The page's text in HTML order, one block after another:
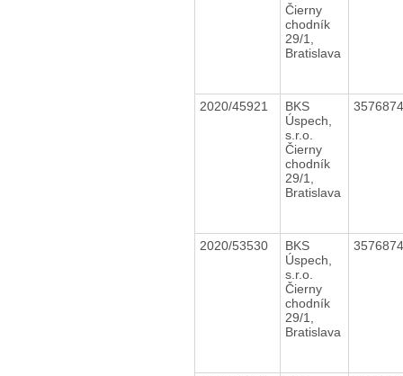
Čierny
chodník
29/1,
Bratislava
2020/45921
BKS
Úspech,
s.r.o.
Čierny
chodník
29/1,
Bratislava
2020/53530
BKS
Úspech,
s.r.o.
Čierny
chodník
29/1,
Bratislava